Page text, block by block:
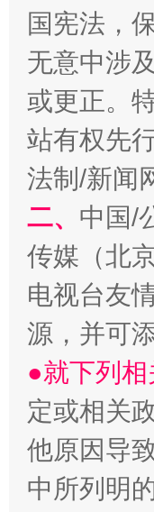
习近平的
“刷贴”
国宪法，
无意中涉
或更正。
站有权先
法制/新闻
二、 中国/
传媒（北
电视台友
源，并可
●就下列
定或相关
他原因导
中所列明